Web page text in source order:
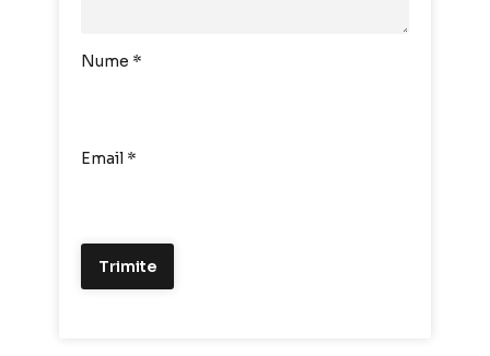
Nume *
Email *